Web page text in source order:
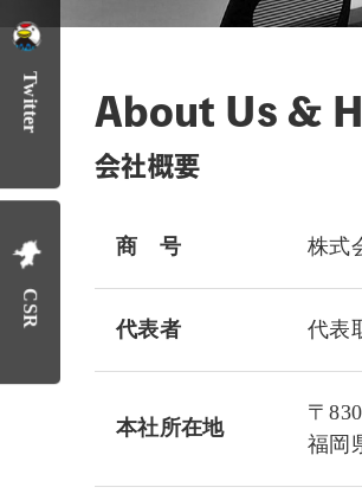
Twitter
CSR
About Us &
会社概要
商 号 株式
代表者 代
本社所在地
〒
福岡